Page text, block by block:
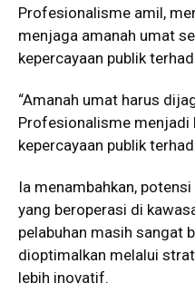
Profesionalisme amil,
menjaga amanah umat
kepercayaan publik
“Amanah umat harus
Profesionalisme menjadi
kepercayaan publik
Ia menambahkan,
yang beroperasi di
pelabuhan masih sangat
dioptimalkan melalui
lebih inovatif.